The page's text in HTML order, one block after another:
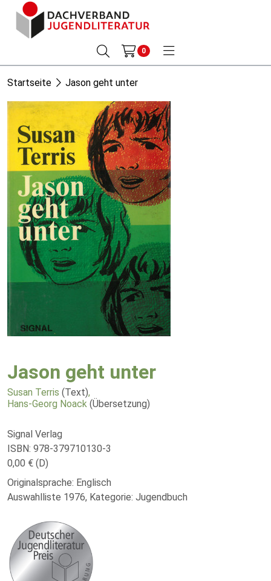
0
Startseite Jason geht unter
Jason geht unter
Susan Terris (Text),
Hans-Georg Noack (Übersetzung)
Signal Verlag
ISBN: 978-379710130-3
0,00 € (D)
Originalsprache: Englisch
Auswahlliste 1976, Kategorie: Jugendbuch